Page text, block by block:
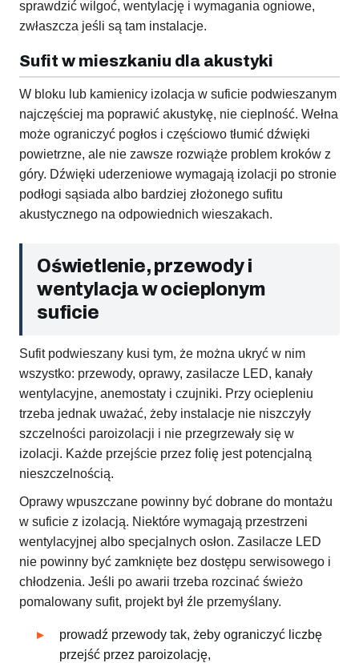
sprawdzić wilgoć, wentylację i wymagania ogniowe,
zwłaszcza jeśli są tam instalacje.
Sufit w mieszkaniu dla akustyki
W bloku lub kamienicy izolacja w suficie podwieszanym
najczęściej ma poprawić akustykę, nie cieplność. Wełna
może ograniczyć pogłos i częściowo tłumić dźwięki
powietrzne, ale nie zawsze rozwiąże problem kroków z
góry. Dźwięki uderzeniowe wymagają izolacji po stronie
podłogi sąsiada albo bardziej złożonego sufitu
akustycznego na odpowiednich wieszakach.
Oświetlenie, przewody i
wentylacja w ocieplonym
suficie
Sufit podwieszany kusi tym, że można ukryć w nim
wszystko: przewody, oprawy, zasilacze LED, kanały
wentylacyjne, anemostaty i czujniki. Przy ociepleniu
trzeba jednak uważać, żeby instalacje nie niszczyły
szczelności paroizolacji i nie przegrzewały się w
izolacji. Każde przejście przez folię jest potencjalną
nieszczelnością.
Oprawy wpuszczane powinny być dobrane do montażu
w suficie z izolacją. Niektóre wymagają przestrzeni
wentylacyjnej albo specjalnych osłon. Zasilacze LED
nie powinny być zamknięte bez dostępu serwisowego i
chłodzenia. Jeśli po awarii trzeba rozcinać świeżo
pomalowany sufit, projekt był źle przemyślany.
prowadź przewody tak, żeby ograniczyć liczbę
przejść przez paroizolację,